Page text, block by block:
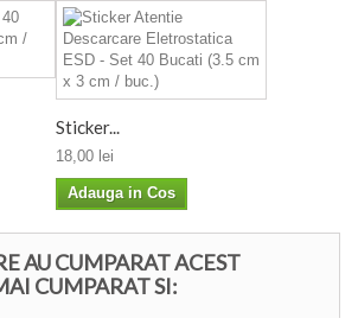
Sticker...
18,00 lei
Adauga in Cos
AU CUMPARAT ACEST
CUMPARAT SI: